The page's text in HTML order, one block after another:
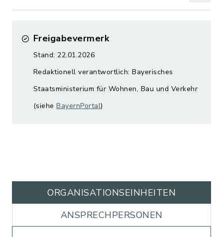
Freigabevermerk
Stand: 22.01.2026
Redaktionell verantwortlich: Bayerisches
Staatsministerium für Wohnen, Bau und Verkehr
(siehe BayernPortal)
ORGANISATIONS­EINHEITEN
ANSPRECHPERSONEN